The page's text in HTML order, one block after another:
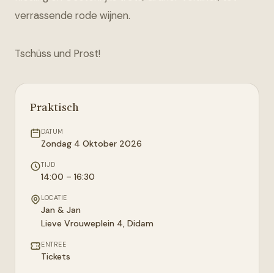
verrassende rode wijnen.
Tschüss und Prost!
Praktisch
DATUM
Zondag 4 Oktober 2026
TIJD
14:00 – 16:30
LOCATIE
Jan & Jan
Lieve Vrouweplein 4 Didam
ENTREE
Tickets